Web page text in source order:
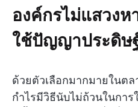
องค์กรไม่แสวงห
ใช้ปัญญาประดิษ
ด้วยตัวเลือกมากมายในต
กำไรมีวิธีนับไม่ถ้วนในกา